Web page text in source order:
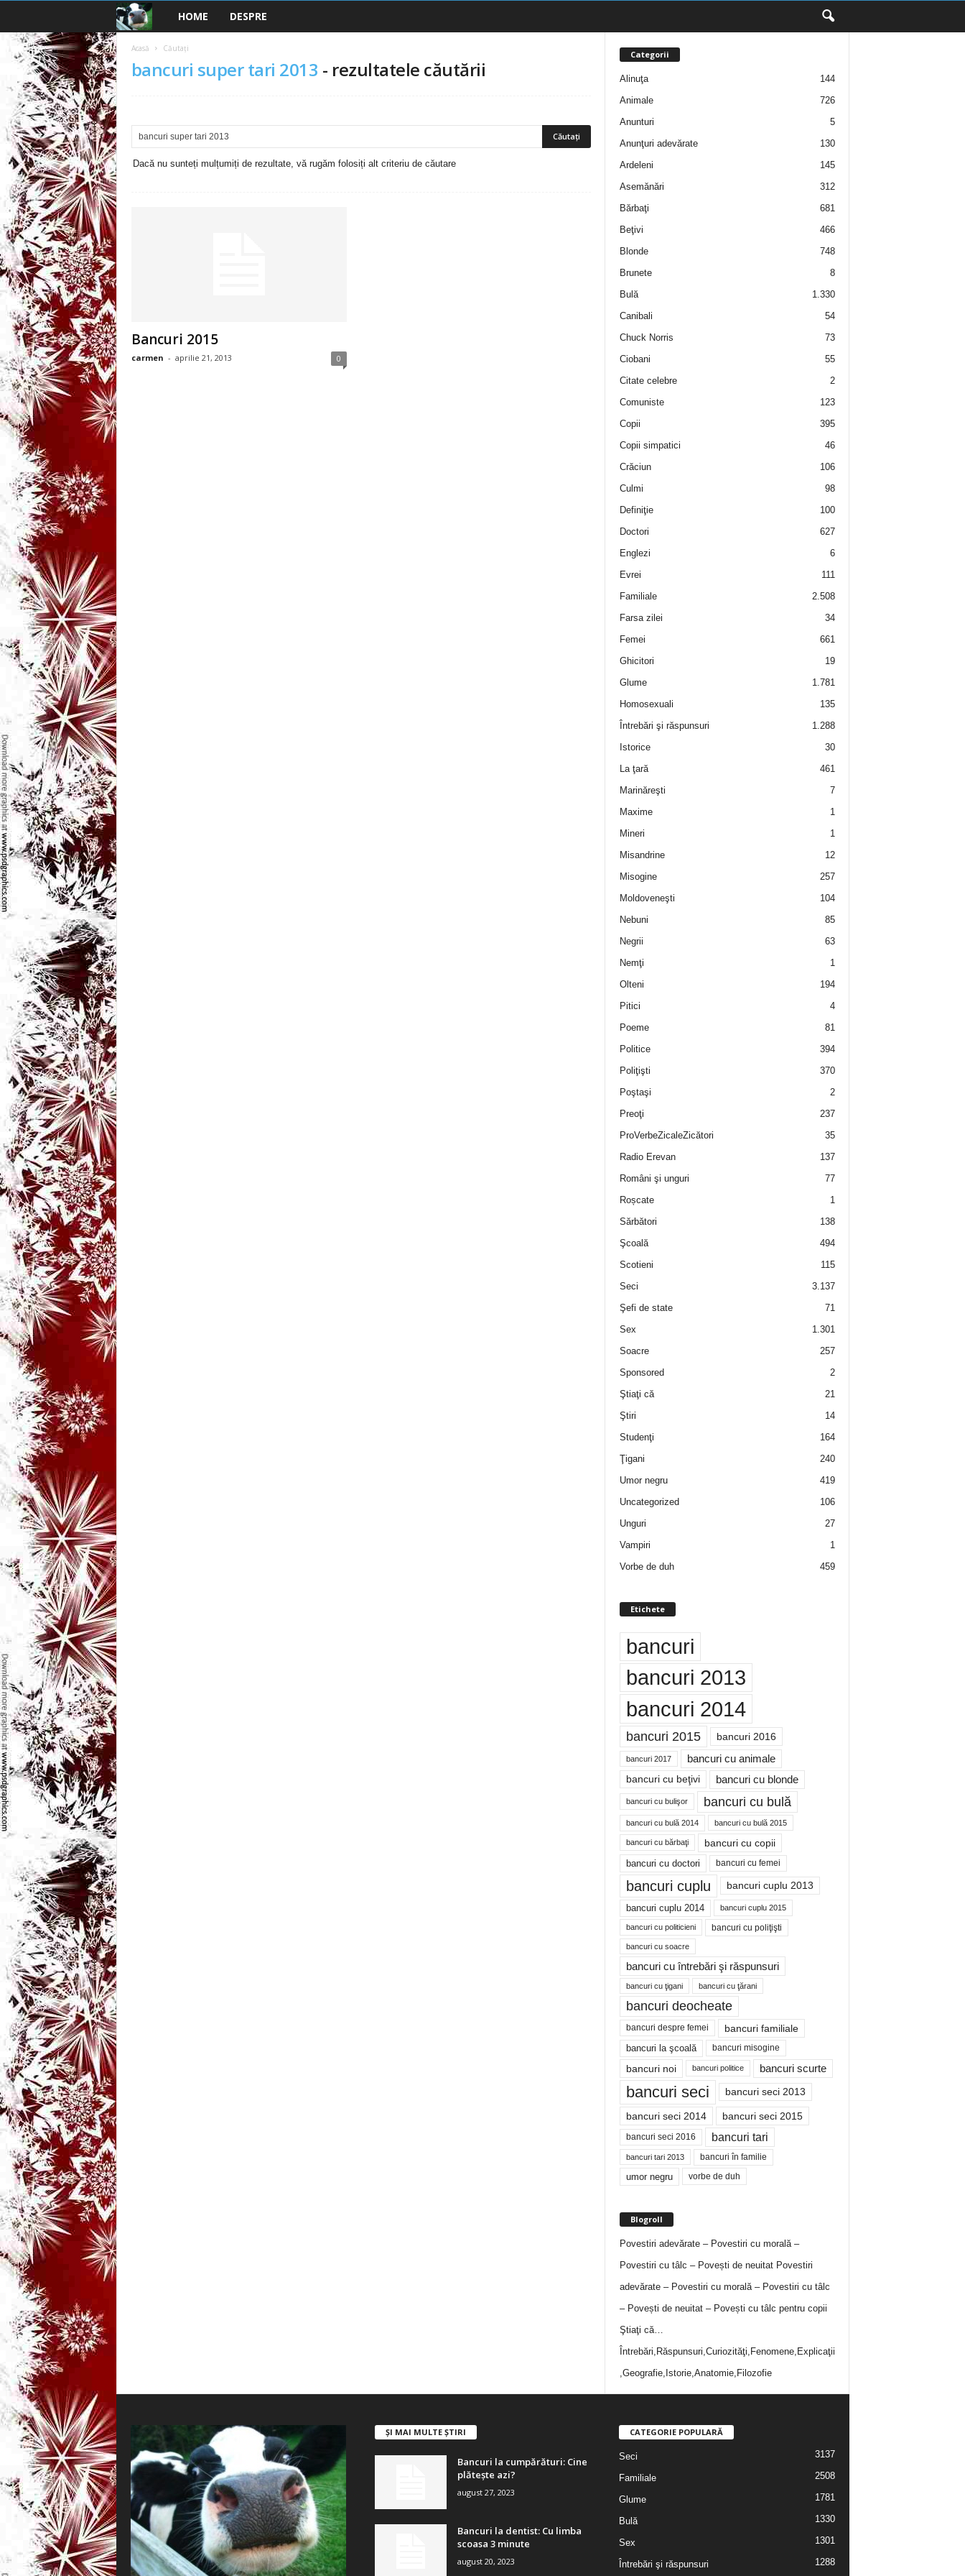
a
n
u
HOME DESPRE
Acasă Căutați
bancuri super tari 2013 - rezultatele căutării
Dacă nu sunteți mulțumiți de rezultate, vă rugăm folosiți alt criteriu de căutare
Bancuri 2015
carmen - aprilie 21, 2013 0
Categorii
Alinuţa
144
Animale
726
Anunturi
5
Anunţuri adevărate
130
Ardeleni
145
Asemănări
312
Bărbaţi
681
Beţivi
466
Blonde
748
Brunete
8
Bulă
1.330
Canibali
54
Chuck Norris
73
Ciobani
55
Citate celebre
2
Comuniste
123
Copii
395
Copii simpatici
46
Crăciun
106
Culmi
98
Definiţie
100
Doctori
627
Englezi
6
Evrei
111
Familiale
2.508
Farsa zilei
34
Femei
661
Ghicitori
19
Glume
1.781
Homosexuali
135
Întrebări şi răspunsuri
1.288
Istorice
30
La ţară
461
Marinăreşti
7
Maxime
1
Mineri
1
Misandrine
12
Misogine
257
Moldoveneşti
104
Nebuni
85
Negrii
63
Nemţi
1
Olteni
194
Pitici
4
Poeme
81
Politice
394
Poliţişti
370
Poştaşi
2
Preoţi
237
ProVerbeZicaleZicători
35
Radio Erevan
137
Români şi unguri
77
Roșcate
1
Sărbători
138
Şcoală
494
Scotieni
115
Seci
3.137
Şefi de state
71
Sex
1.301
Soacre
257
Sponsored
2
Ştiaţi că
21
Ştiri
14
Studenţi
164
Ţigani
240
Umor negru
419
Uncategorized
106
Unguri
27
Vampiri
1
Vorbe de duh
459
Etichete
bancuri
bancuri 2013
bancuri 2014
bancuri 2015 bancuri 2016
bancuri 2017 bancuri cu animale
bancuri cu beţivi bancuri cu blonde
bancuri cu bulişor bancuri cu bulă
bancuri cu bulă 2014 bancuri cu bulă 2015
bancuri cu bărbaţi bancuri cu copii
bancuri cu doctori bancuri cu femei
bancuri cuplu bancuri cuplu 2013
bancuri cuplu 2014 bancuri cuplu 2015
bancuri cu politicieni bancuri cu poliţişti
bancuri cu soacre
bancuri cu întrebări şi răspunsuri
bancuri cu ţigani bancuri cu ţărani
bancuri deocheate
bancuri despre femei bancuri familiale
bancuri la şcoală bancuri misogine
bancuri noi bancuri politice bancuri scurte
bancuri seci bancuri seci 2013
bancuri seci 2014 bancuri seci 2015
bancuri seci 2016 bancuri tari
bancuri tari 2013 bancuri în familie
umor negru vorbe de duh
Blogroll
Povestiri adevărate – Povestiri cu morală –
Povestiri cu tâlc – Povești de neuitatPovestiri
adevărate – Povestiri cu morală – Povestiri cu tâlc
– Povești de neuitat – Povești cu tâlc pentru copii
Ştiaţi că…
Întrebări,Răspunsuri,Curiozităţi,Fenomene,Explicaţii
,Geografie,Istorie,Anatomie,Filozofie
ȘI MAI MULTE ȘTIRI
Bancuri la cumpărături: Cine
plătește azi?
august 27, 2023
Bancuri la dentist: Cu limba
scoasa 3 minute
august 20, 2023
CATEGORIE POPULARĂ
Seci 3137
Familiale 2508
Glume 1781
Bulă 1330
Sex 1301
Întrebări şi răspunsuri 1288